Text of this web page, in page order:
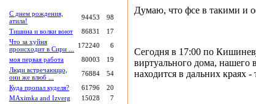
С днем рождения,
атила!
94453
98
Тишина и волки воют
86831
17
Что за хуйня
происходит в Сири ...
172240
6
моя первая работа
80003
19
Люди встречаюццо,
они же влюб ...
76884
54
Куда пропал куделя?
61796
20
MAximka and Izverg
15028
7
Думаю, что фсе в такими и
Сегодня в 17:00 по
виртуального дома, нашего
находится в дальних краях